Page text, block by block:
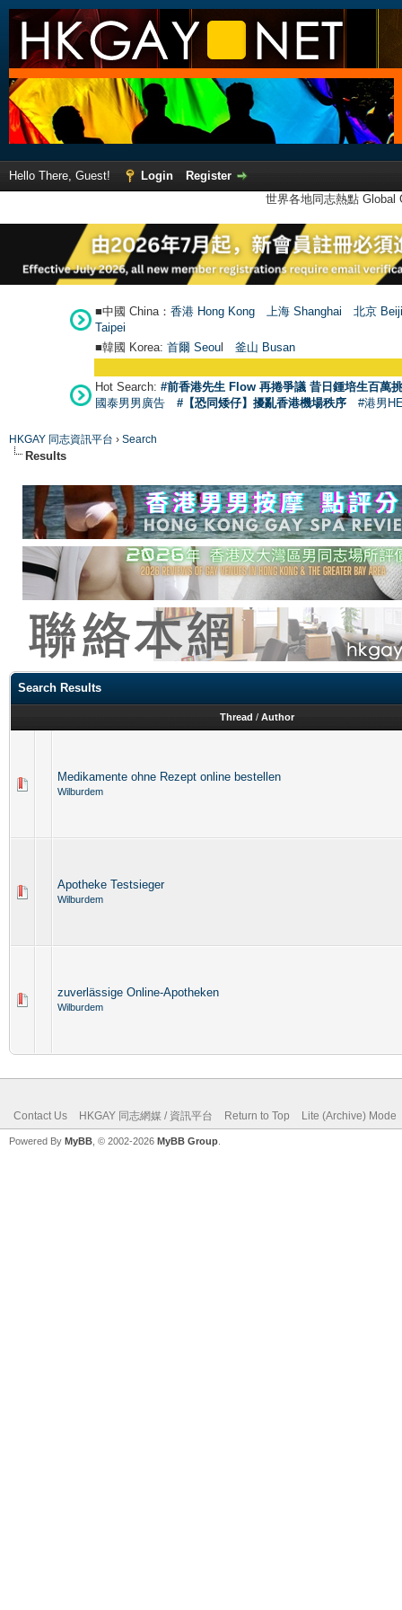
Hello There, Guest! Login
Register
世界各地同志熱點
■中國 China： 香港 Hong Kong 上海 Shanghai
北京
Taipei
■韓國 Korea: 首爾 Seoul 釜山 Busan
Hot Search: #前香港先生 Flow 再捲爭議 昔日鍾培生百萬
國泰男男廣告
#【恐同矮仔】擾亂香港機場秩序 #港男
HKGAY 同志資訊平台 › Search
Results
Search Results
Thread / Author
Medikamente ohne Rezept online bestellen
Wilburdem
Apotheke Testsieger
Wilburdem
zuverlässige Online-Apotheken
Wilburdem
Contact Us HKGAY 同志網媒 / 資訊平台 Return to Top Lite (Archive) Mode
Powered By MyBB , © 2002-2026 MyBB Group